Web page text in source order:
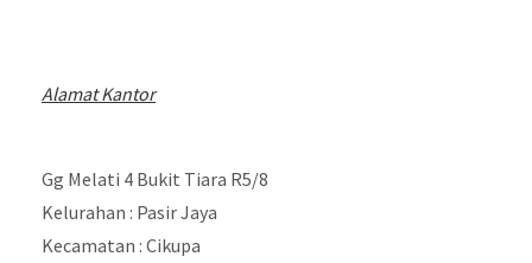
Alamat Kantor
Gg Melati 4 Bukit Tiara R5/8
Kelurahan : Pasir Jaya
Kecamatan : Cikupa